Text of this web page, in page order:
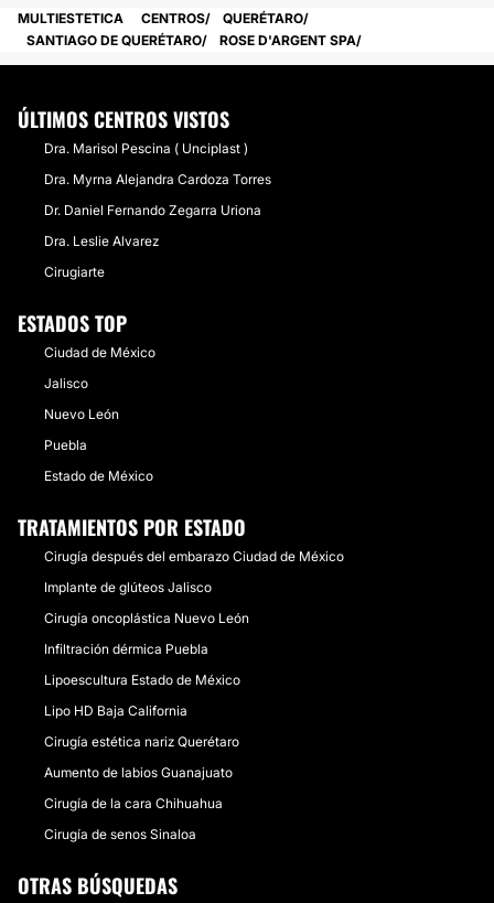
MULTIESTETICA CENTROS
QUERÉTARO
SANTIAGO DE QUERÉTARO
ROSE D'ARGENT SPA
ÚLTIMOS CENTROS VISTOS
Dra. Marisol Pescina ( Unciplast )
Dra. Myrna Alejandra Cardoza Torres
Dr. Daniel Fernando Zegarra Uriona
Dra. Leslie Alvarez
Cirugiarte
ESTADOS TOP
Ciudad de México
Jalisco
Nuevo León
Puebla
Estado de México
TRATAMIENTOS POR ESTADO
Cirugía después del embarazo Ciudad de México
Implante de glúteos Jalisco
Cirugía oncoplástica Nuevo León
Infiltración dérmica Puebla
Lipoescultura Estado de México
Lipo HD Baja California
Cirugía estética nariz Querétaro
Aumento de labios Guanajuato
Cirugía de la cara Chihuahua
Cirugía de senos Sinaloa
OTRAS BÚSQUEDAS